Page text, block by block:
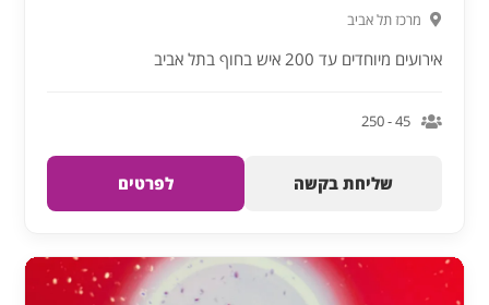
מרכז תל אביב
אירועים מיוחדים עד 200 איש בחוף בתל אביב
45 - 250
שליחת בקשה לפרטים